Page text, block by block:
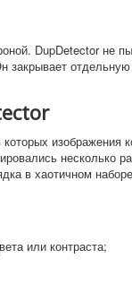
DupDetector не
отдельную
изображения
несколько
в хаотичном
или контраста;